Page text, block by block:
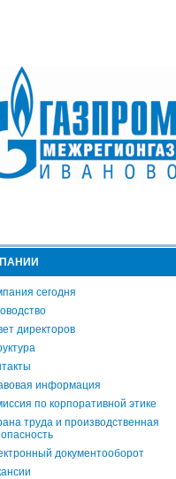
сегодня
директоров
информация
по корпоративной этике
труда и производственная
документооборот